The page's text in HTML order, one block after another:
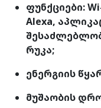
ფუნქციები:
Alexa,
რუკა;
ენერგიის
მუშაობის